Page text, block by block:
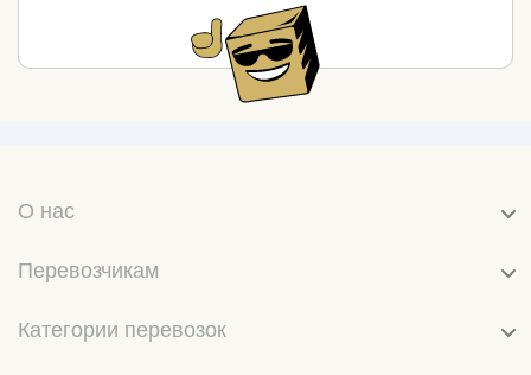
О нас
Перевозчикам
Категории перевозок